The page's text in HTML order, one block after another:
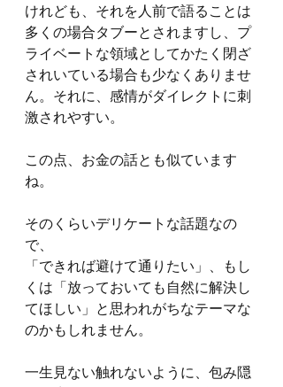
けれども、それを人前で語ることは
多くの場合タブーとされますし、プ
ライベートな領域としてかたく閉ざ
されいている場合も少なくありませ
ん。それに、感情がダイレクトに刺
激されやすい。
この点、お金の話とも似ています
ね。
そのくらいデリケートな話題なの
で、
「できれば避けて通りたい」、もし
くは「放っておいても自然に解決し
てほしい」と思われがちなテーマな
のかもしれません。
一生見ない触れないように、包み隠